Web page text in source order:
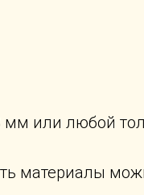
мм или любой
материалы